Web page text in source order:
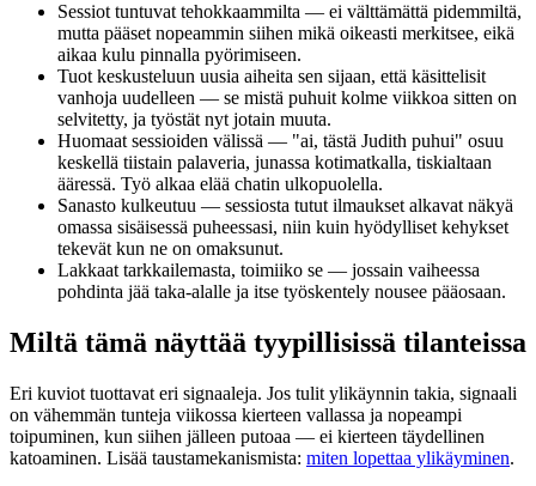
Sessiot tuntuvat tehokkaammilta — ei välttämättä pidemmiltä,
mutta pääset nopeammin siihen mikä oikeasti merkitsee, eikä
aikaa kulu pinnalla pyörimiseen.
Tuot keskusteluun uusia aiheita sen sijaan, että käsittelisit
vanhoja uudelleen — se mistä puhuit kolme viikkoa sitten on
selvitetty, ja työstät nyt jotain muuta.
Huomaat sessioiden välissä — "ai, tästä Judith puhui" osuu
keskellä tiistain palaveria, junassa kotimatkalla, tiskialtaan
ääressä. Työ alkaa elää chatin ulkopuolella.
Sanasto kulkeutuu — sessiosta tutut ilmaukset alkavat näkyä
omassa sisäisessä puheessasi, niin kuin hyödylliset kehykset
tekevät kun ne on omaksunut.
Lakkaat tarkkailemasta, toimiiko se — jossain vaiheessa
pohdinta jää taka-alalle ja itse työskentely nousee pääosaan.
Miltä tämä näyttää tyypillisissä tilanteissa
Eri kuviot tuottavat eri signaaleja. Jos tulit ylikäynnin takia, signaali
on vähemmän tunteja viikossa kierteen vallassa ja nopeampi
toipuminen, kun siihen jälleen putoaa — ei kierteen täydellinen
katoaminen. Lisää taustamekanismista: miten lopettaa ylikäyminen.